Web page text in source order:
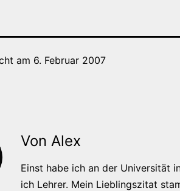
am 6. Februar 2007
Von Alex
Einst habe ich an der Universität
ich Lehrer. Mein Lieblingszitat